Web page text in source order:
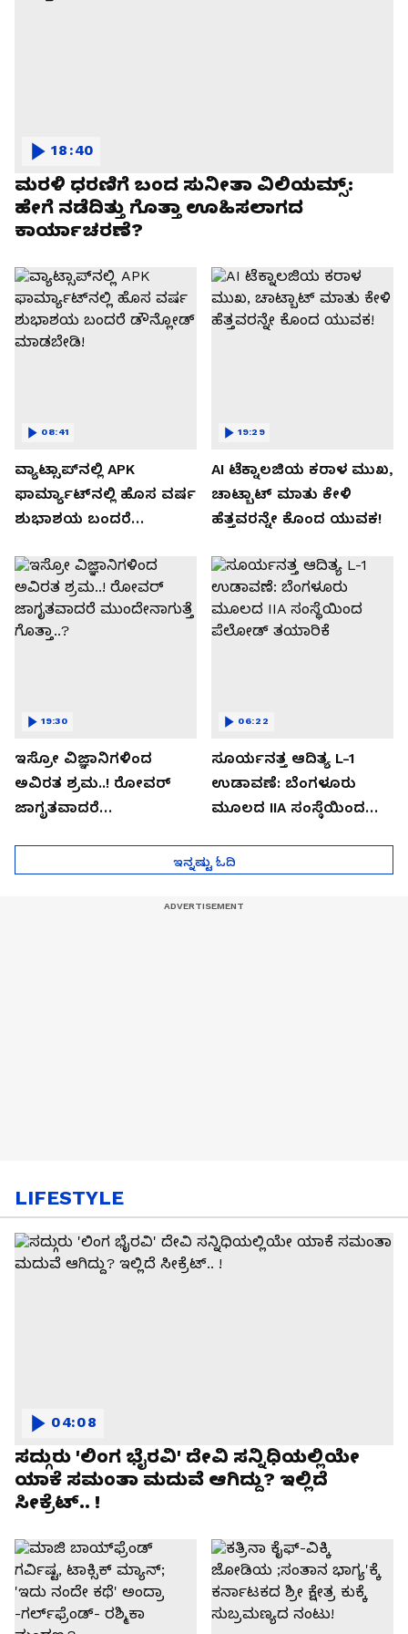
ಮರಳಿ ಧರಣಿಗೆ ಬಂದ ಸುನೀತಾ ವಿಲಿಯಮ್ಸ್:
ಹೇಗೆ ನಡೆದಿತ್ತು ಗೊತ್ತಾ ಊಹಿಸಲಾಗದ
ಕಾರ್ಯಾಚರಣೆ?
18:40
ವ್ಯಾಟ್ಸಾಪ್‌ನಲ್ಲಿ APK
ಫಾರ್ಮ್ಯಾಟ್‌ನಲ್ಲಿ ಹೊಸ ವರ್ಷ
ಶುಭಾಶಯ ಬಂದರೆ
08:41
AI ಟೆಕ್ನಾಲಜಿಯ ಕರಾಳ ಮುಖ,
ಚಾಟ್ಬಾಟ್ ಮಾತು ಕೇಳಿ
ಹೆತ್ತವರನ್ನೇ ಕೊಂದ ಯುವಕ!
19:29
ಇಸ್ರೋ ವಿಜ್ಞಾನಿಗಳಿಂದ
ಅವಿರತ ಶ್ರಮ..! ರೋವರ್
ಜಾಗೃತವಾದರೆ
19:30
ಸೂರ್ಯನತ್ತ ಆದಿತ್ಯ L-1
ಉಡಾವಣೆ: ಬೆಂಗಳೂರು
ಮೂಲದ IIA ಸಂಸ್ಥೆಯಿಂದ
06:22
ಇನ್ನಷ್ಟು ಓದಿ
LIFESTYLE
ಸದ್ಗುರು 'ಲಿಂಗ ಭೈರವಿ' ದೇವಿ ಸನ್ನಿಧಿಯಲ್ಲಿಯೇ
ಯಾಕೆ ಸಮಂತಾ ಮದುವೆ ಆಗಿದ್ದು? ಇಲ್ಲಿದೆ
ಸೀಕ್ರೆಟ್.. !
04:08